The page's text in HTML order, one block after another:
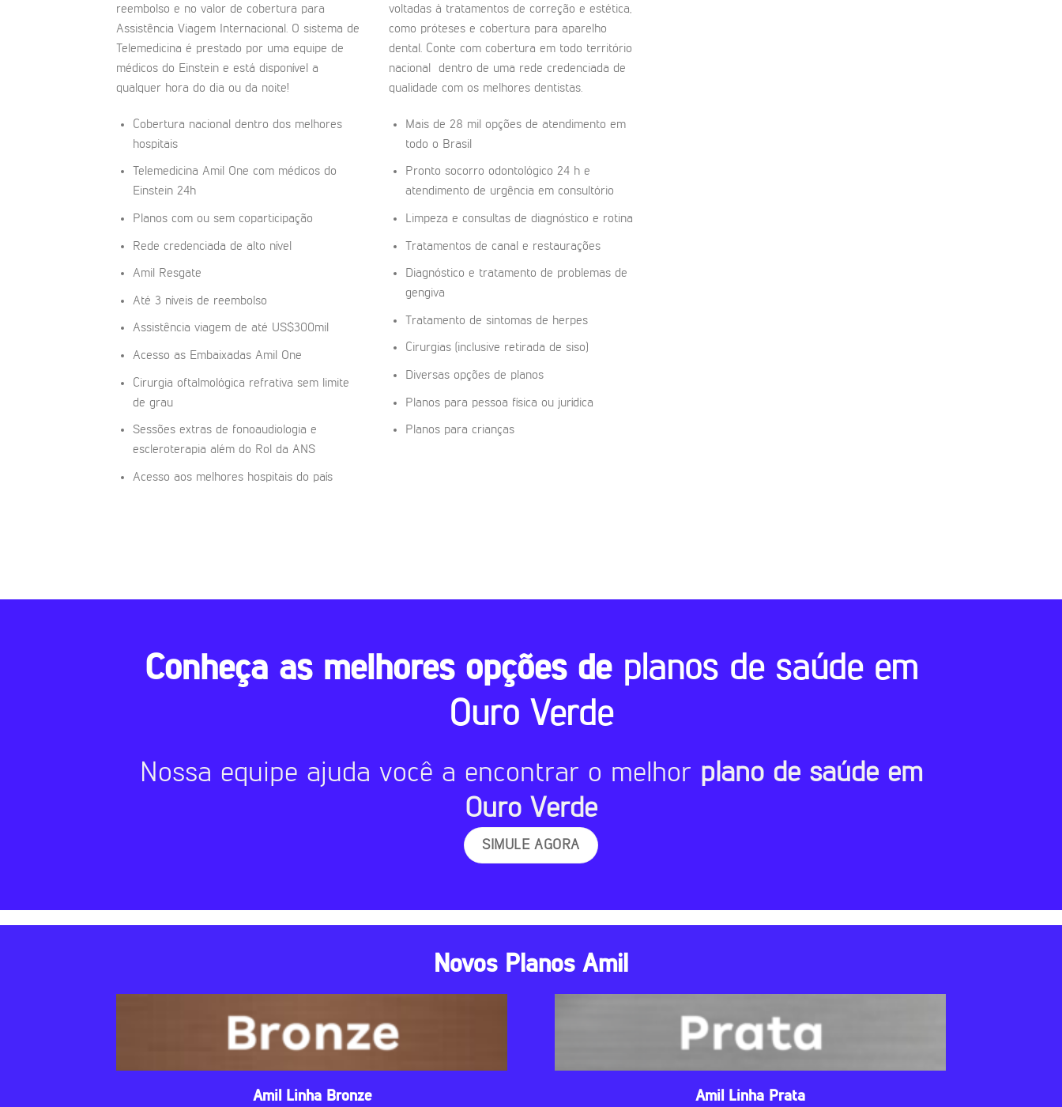
reembolso e no valor de cobertura para
Assistência Viagem Internacional. O sistema de
Telemedicina é prestado por uma equipe de
médicos do Einstein e está disponível a
qualquer hora do dia ou da noite!
Cobertura nacional dentro dos melhores
hospitais
Telemedicina Amil One com médicos do
Einstein 24h
Planos com ou sem coparticipação
Rede credenciada de alto nível
Amil Resgate
Até 3 níveis de reembolso
Assistência viagem de até US$300mil
Acesso as Embaixadas Amil One
Cirurgia oftalmológica refrativa sem limite
de grau
Sessões extras de fonoaudiologia e
escleroterapia além do Rol da ANS
Acesso aos melhores hospitais do país
voltadas à tratamentos de correção e estética,
como próteses e cobertura para aparelho
dental. Conte com cobertura em todo território
nacional dentro de uma rede credenciada de
qualidade com os melhores dentistas.
Mais de 28 mil opções de atendimento em
todo o Brasil
Pronto socorro odontológico 24 h e
atendimento de urgência em consultório
Limpeza e consultas de diagnóstico e rotina
Tratamentos de canal e restaurações
Diagnóstico e tratamento de problemas de
gengiva
Tratamento de sintomas de herpes
Cirurgias (inclusive retirada de siso)
Diversas opções de planos
Planos para pessoa física ou jurídica
Planos para crianças
Conheça as melhores opções de planos de saúde em
Ouro Verde
Nossa equipe ajuda você a encontrar o melhor plano de saúde em
Ouro Verde
SIMULE AGORA
Novos Planos Amil
Amil Linha Bronze Amil Linha Prata